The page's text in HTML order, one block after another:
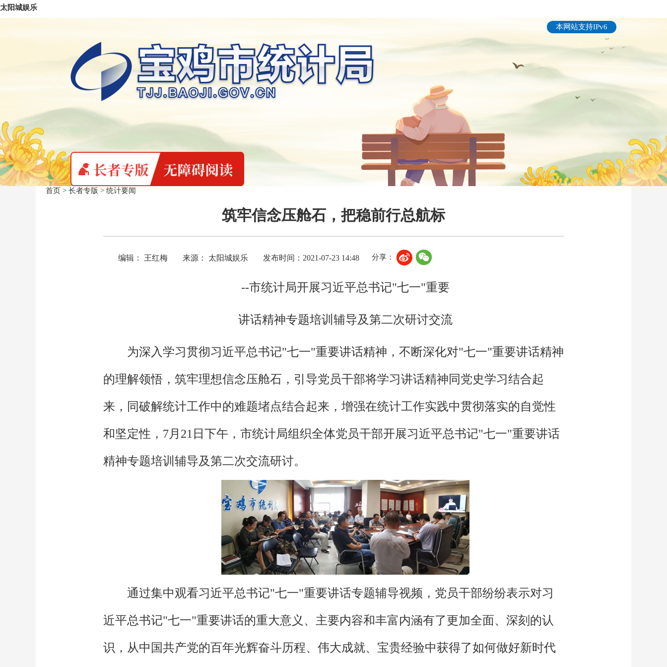
太阳城娱乐
本网站支持IPv6
首页 > 长者专版 > 统计要闻
筑牢信念压舱石，把稳前行总航标
编辑： 王红梅 来源： 太阳城娱乐 发布时间：2021-07-23 14:48 分享：
--市统计局开展习近平总书记"七一"重要
讲话精神专题培训辅导及第二次研讨交流
为深入学习贯彻习近平总书记"七一"重要讲话精神，不断深化对"七一"重要讲话精神
的理解领悟，筑牢理想信念压舱石，引导党员干部将学习讲话精神同党史学习结合起
来，同破解统计工作中的难题堵点结合起来，增强在统计工作实践中贯彻落实的自觉性
和坚定性，7月21日下午，市统计局组织全体党员干部开展习近平总书记"七一"重要讲话
精神专题培训辅导及第二次交流研讨。
通过集中观看习近平总书记"七一"重要讲话专题辅导视频，党员干部纷纷表示对习
近平总书记"七一"重要讲话的重大意义、主要内容和丰富内涵有了更加全面、深刻的认
识，从中国共产党的百年光辉奋斗历程、伟大成就、宝贵经验中获得了如何做好新时代